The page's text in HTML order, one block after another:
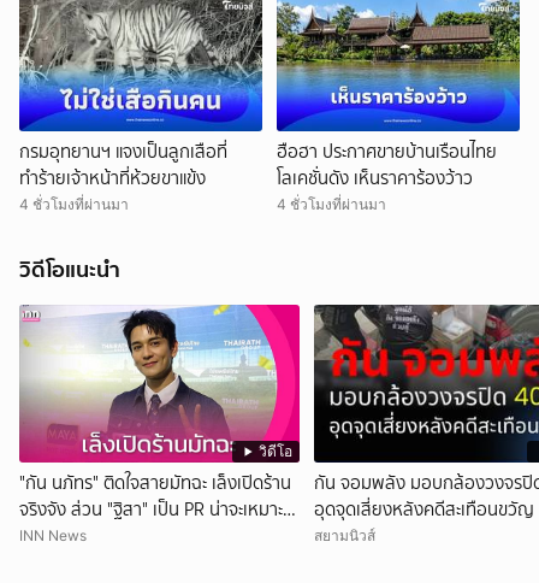
กรมอุทยานฯ แจงเป็นลูกเสือที่
ทำร้ายเจ้าหน้าที่ห้วยขาแข้ง
4 ชั่วโมงที่ผ่านมา
ฮือฮา ประกาศขายบ้านเรือนไทย
โลเคชั่นดัง เห็นราคาร้องว้าว
4 ชั่วโมงที่ผ่านมา
วิดีโอแนะนำ
วิดีโอ
"กัน นภัทร" ติดใจสายมัทฉะ เล็งเปิดร้าน
จริงจัง ส่วน "ฐิสา" เป็น PR น่าจะเหมาะ
กว่า
INN News
กัน จอมพลัง มอบกล้องวงจรปิ
อุดจุดเสี่ยงหลังคดีสะเทือนขวัญ
สยามนิวส์